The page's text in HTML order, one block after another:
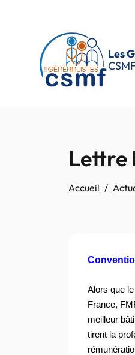
Les
Lettre
Accueil
Alors que
France,
meilleur
tirent la